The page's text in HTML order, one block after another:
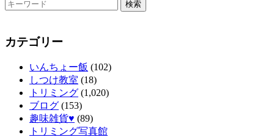
カテゴリー
いんちょー飯 (102)
しつけ教室 (18)
トリミング (1,020)
ブログ (153)
趣味雑貨♥ (89)
トリミング写真館